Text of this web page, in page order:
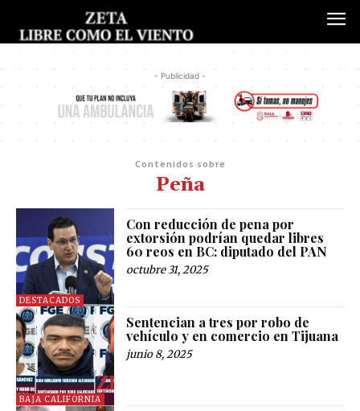
- Publicidad -
Contenidos sobre
Peña
DESTACADOS
Con reducción de pena por
extorsión podrían quedar libres
60 reos en BC: diputado del PAN
octubre 31, 2025
BAJA CALIFORNIA
Sentencian a tres por robo de
vehículo y en comercio en Tijuana
junio 8, 2025